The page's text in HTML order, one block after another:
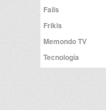
Fails
Frikis
Memondo TV
Tecnología